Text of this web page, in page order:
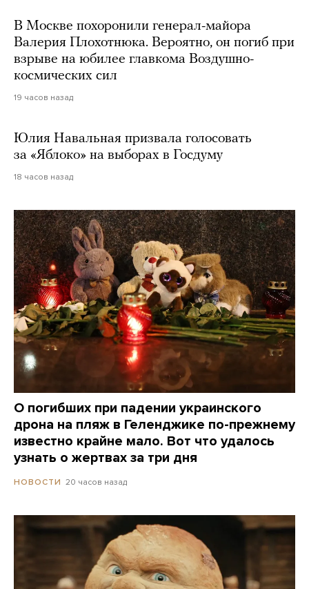
В Москве похоронили генерал-майора
Валерия Плохотнюка. Вероятно, он погиб при
взрыве на юбилее главкома Воздушно-
космических сил
19 часов назад
Юлия Навальная призвала голосовать
за «Яблоко» на выборах в Госдуму
18 часов назад
О погибших при падении украинского
дрона на пляж в Геленджике по-прежнему
известно крайне мало. Вот что удалось
узнать о жертвах за три дня
НОВОСТИ 20 часов назад